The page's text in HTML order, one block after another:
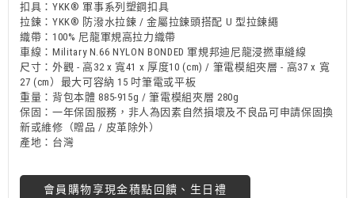
扣具：YKK® 軍事系列塑鋼扣具
拉鍊：YKK® 防潑水拉鍊 / 金屬拉鍊頭搭配 U 型拉鍊繩
織帶：100% 尼龍軍規高拉力織帶
車線：Military N.66 NYLON BONDED 軍規邦迪尼龍浸撚車縫線
尺寸：外觀 - 高32 x 寬41 x 厚度10 (cm) / 筆電模組夾層 - 高37 x 寬
27 (cm）最大可容納 15 吋筆電或平板
重量：背包本體 885-915g / 筆電模組夾層 280g
保固：一年保固服務，非人為因素自然損壞及不良品可申請保固換
新或維修（贈品 / 皮革除外）
產地：台灣
會員購物享現金積點回饋、生日禮